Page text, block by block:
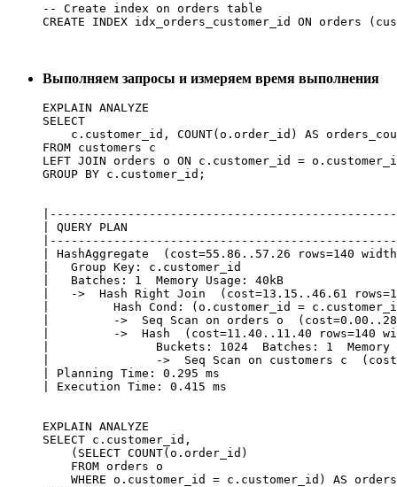
-- Create index on orders table
CREATE INDEX idx_orders_customer_id ON orders
Выполняем запросы и измеряем время выполнения
EXPLAIN ANALYZE
SELECT
c.customer_id, COUNT(o.order_id) AS
FROM customers c
LEFT JOIN orders o ON c.customer_id =
| QUERY PLAN
| HashAggregate  (cost=55.86..57.26
|   Group Key: c.customer_id
|   Batches: 1  Memory Usage:
|   ->  Hash Right Join  (cost=13.15..46.61
|         Hash Cond: (o.customer_id =
|         ->  Seq Scan on orders o
|         ->  Hash  (cost=11.40..11.40
|               Buckets: 1024  Batches: 1
|               ->  Seq Scan on customers c
| Planning Time: 0.295 ms
EXPLAIN ANALYZE
SELECT c.customer_id,
    (SELECT COUNT(o.order_id)
    FROM orders o
WHERE o.customer_id = c.customer_id) AS